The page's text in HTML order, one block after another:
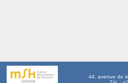
44, avenue de